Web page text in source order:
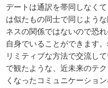
デートは通訳を帯同しなく
は似たもの同士で同じよう
ネスの関係ではないので恐
自身でいることができます
リミティブな方法で交流し
で観たような、近未来のテ
くなったコミュニケーショ